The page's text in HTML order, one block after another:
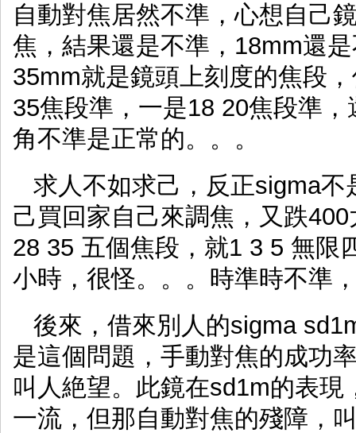
自動對焦居然不準，心想自己
焦，結果還是不準，18mm還
35mm就是鏡頭上刻度的焦段
35焦段準，一是18 20焦段準
角不準是正常的。。。
求人不如求己，反正sigma
己買回家自己來調焦，又跌
28 35 五個焦段，就1 3 5 無限
小時，很怪。。。時準時不準
後來，借來別人的sigma
是這個問題，手動對焦的成功
叫人絶望。此鏡在sd1m的表
一流，但那自動對焦的殘障，